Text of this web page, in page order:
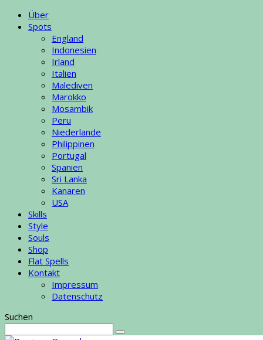
Über
Spots
England
Indonesien
Irland
Italien
Malediven
Marokko
Mosambik
Peru
Niederlande
Philippinen
Portugal
Spanien
Sri Lanka
Kanaren
USA
Skills
Style
Souls
Shop
Flat Spells
Kontakt
Impressum
Datenschutz
Suchen